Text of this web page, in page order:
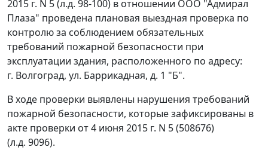
2015 г. N 5 (л.д. 98-100) в отношении ООО "Адмирал
Плаза" проведена плановая выездная проверка по
контролю за соблюдением обязательных
требований пожарной безопасности при
эксплуатации здания, расположенного по адресу:
г. Волгоград, ул. Баррикадная, д. 1 "Б".
В ходе проверки выявлены нарушения требований
пожарной безопасности, которые зафиксированы в
акте проверки от 4 июня 2015 г. N 5 (508676)
(л.д. 9096).